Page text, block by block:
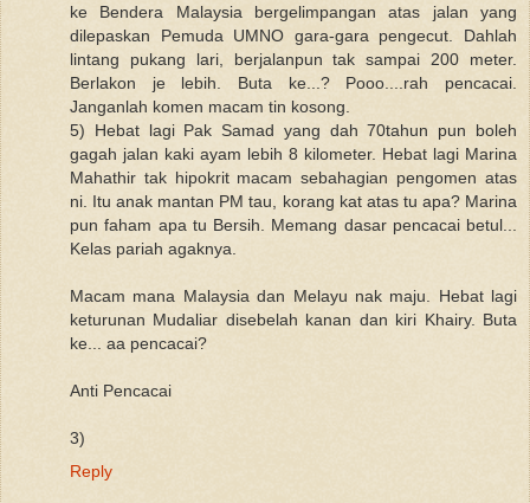
ke Bendera Malaysia bergelimpangan atas jalan yang
dilepaskan Pemuda UMNO gara-gara pengecut. Dahlah
lintang pukang lari, berjalanpun tak sampai 200 meter.
Berlakon je lebih. Buta ke...? Pooo....rah pencacai.
Janganlah komen macam tin kosong.
5) Hebat lagi Pak Samad yang dah 70tahun pun boleh
gagah jalan kaki ayam lebih 8 kilometer. Hebat lagi Marina
Mahathir tak hipokrit macam sebahagian pengomen atas
ni. Itu anak mantan PM tau, korang kat atas tu apa? Marina
pun faham apa tu Bersih. Memang dasar pencacai betul...
Kelas pariah agaknya.
Macam mana Malaysia dan Melayu nak maju. Hebat lagi
keturunan Mudaliar disebelah kanan dan kiri Khairy. Buta
ke... aa pencacai?
Anti Pencacai
3)
Reply